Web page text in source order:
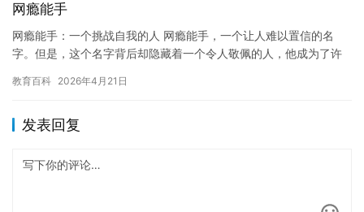
网瘾能手
网瘾能手：一个挑战自我的人 网瘾能手，一个让人难以置信的名
字。但是，这个名字背后却隐藏着一个令人敬佩的人，他成为了许
己的网…
教育百科 2026年4月21日
发表回复